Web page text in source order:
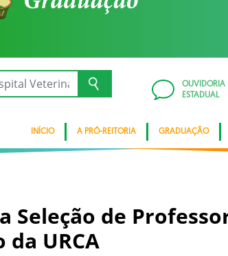
OUVIDORIA
ESTADUAL
INÍCIO A PRÓ-REITORIA GRADUAÇÃO
Seleção de
URCA